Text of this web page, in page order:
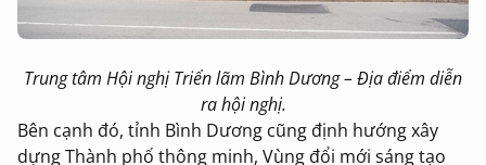
Trung tâm Hội nghị Triển lãm Bình Dương – Địa điểm diễn
ra hội nghị.
Bên cạnh đó, tỉnh Bình Dương cũng định hướng xây
dựng Thành phố thông minh, Vùng đổi mới sáng tạo